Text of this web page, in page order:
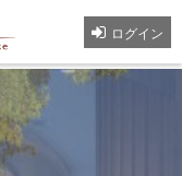
ログイン